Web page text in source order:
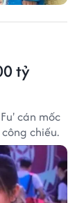
tỷ
cán mốc
chiếu.